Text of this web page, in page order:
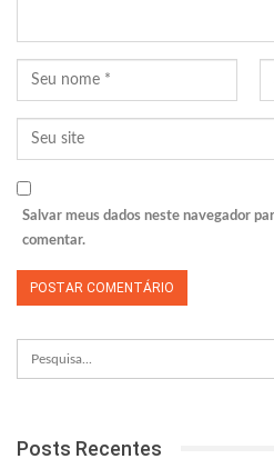
Salvar meus dados neste navegador
comentar.
Posts Recentes